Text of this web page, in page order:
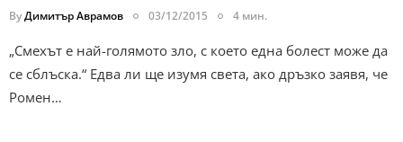
ByДимитър Аврамов 03/12/2015 4 мин.
„Смехът е най-голямото зло, с което една болест може да
се сблъска.“ Едва ли ще изумя света, ако дръзко заявя, че
Ромен…